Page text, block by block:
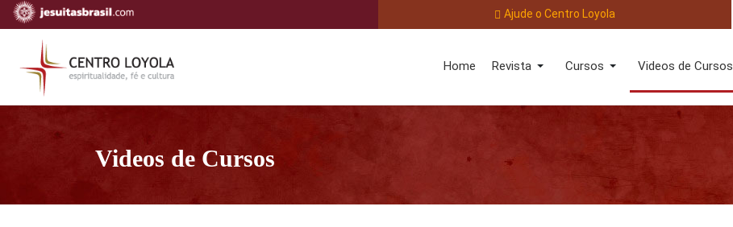
Ajude o Centro Loyola
Home Revista Cursos Videos de Cursos
Videos de Cursos